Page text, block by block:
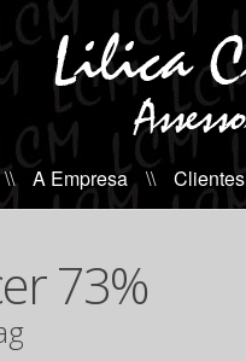
\\ A Empresa \\ Clientes
73%